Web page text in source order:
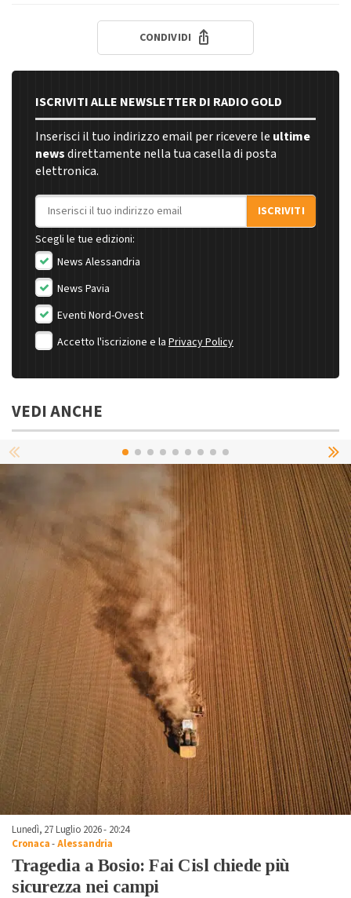
CONDIVIDI
ISCRIVITI ALLE NEWSLETTER DI RADIO GOLD
Inserisci il tuo indirizzo email per ricevere le ultime
newsdirettamente nella tua casella di posta
elettronica.
Indirizzo email
ISCRIVITI
Scegli le tue edizioni:
News Alessandria
News Pavia
Eventi Nord-Ovest
Accetto l'iscrizione e la Privacy Policy
VEDI ANCHE
Lunedì, 27 Luglio 2026 - 20:24
Cronaca-Alessandria
Tragedia a Bosio: Fai Cisl chiede più
sicurezza nei campi